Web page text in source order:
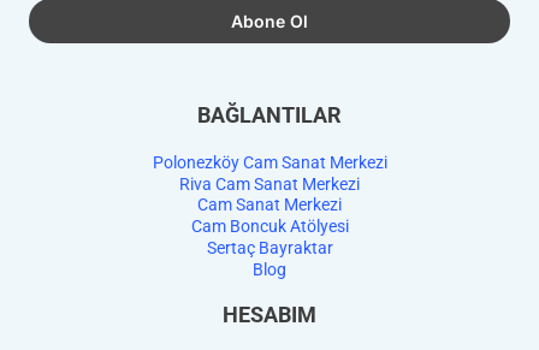
BAĞLANTILAR
Polonezköy Cam Sanat Merkezi
Riva Cam Sanat Merkezi
Cam Sanat Merkezi
Cam Boncuk Atölyesi
Sertaç Bayraktar
Blog
HESABIM